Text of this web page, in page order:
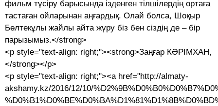
фильм түсіру барысында ізденген тілшілердің ортаға
тастаған ойла­рынан аңғардық. Олай болса, Шоқыр
Бөлтекұлы жайлы айта жүру біз бен сіздің де – бір
пары­зымыз.</strong>
<p style="text-align: right;"><strong>Заңғар КӘРІМХАН,
</strong></p>
<p style="text-align: right;"><a href="http://almaty-
akshamy.kz/2016/12/10/